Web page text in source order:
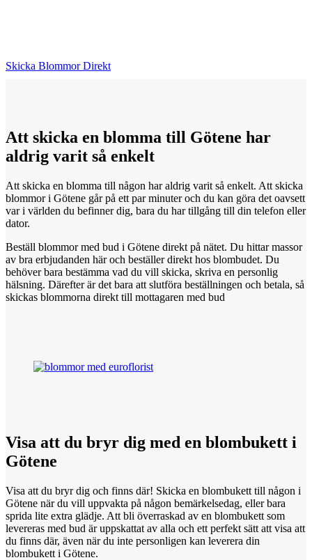
Skicka Blommor Direkt
Att skicka en blomma till Götene har
aldrig varit så enkelt
Att skicka en blomma till någon har aldrig varit så enkelt. Att skicka
blommor i Götene går på ett par minuter och du kan göra det oavsett
var i världen du befinner dig, bara du har tillgång till din telefon eller
dator.
Beställ blommor med bud i Götene direkt på nätet. Du hittar massor
av bra erbjudanden här och beställer direkt hos blombudet. Du
behöver bara bestämma vad du vill skicka, skriva en personlig
hälsning. Därefter är det bara att slutföra beställningen och betala, så
skickas blommorna direkt till mottagaren med bud
Visa att du bryr dig med en blombukett i
Götene
Visa att du bryr dig och finns där! Skicka en blombukett till någon i
Götene när du vill uppvakta på någon bemärkelsedag, eller bara
sprida lite extra glädje. Att bli överraskad av en blombukett som
levereras med bud är uppskattat av alla och ett perfekt sätt att visa att
du finns där, även när du inte personligen kan leverera din
blombukett i Götene.